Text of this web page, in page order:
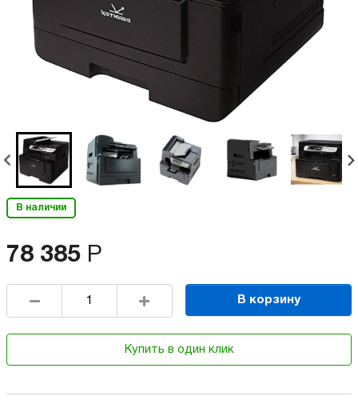
В наличии
78 385 Р
В корзину
Купить в один клик